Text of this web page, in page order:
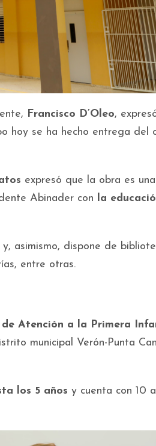
Francisco D’Oleo,
hoy se ha hecho entrega del
expresó que la obra es
Abinader con la
asimismo, dispone de
entre otras.
Atención a la Primera
municipal Verón-Punta
los 5 años y cuenta con 10